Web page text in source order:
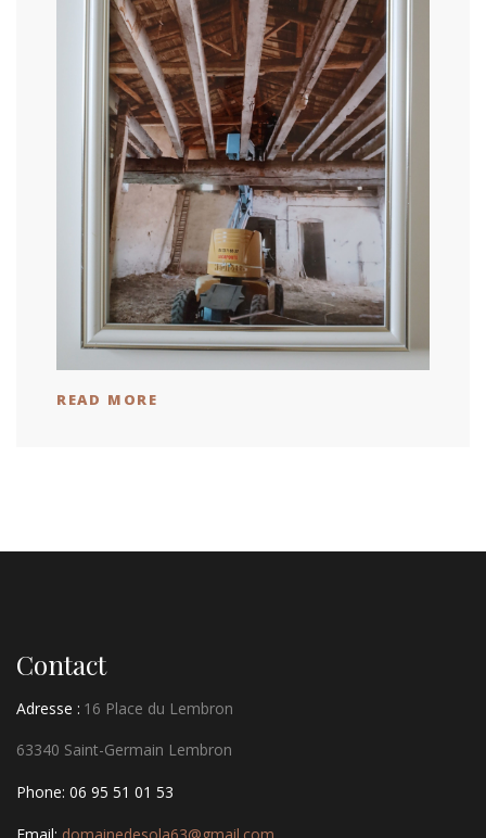
READ MORE
Contact
Adresse : 16 Place du Lembron
63340 Saint-Germain Lembron
Phone: 06 95 51 01 53